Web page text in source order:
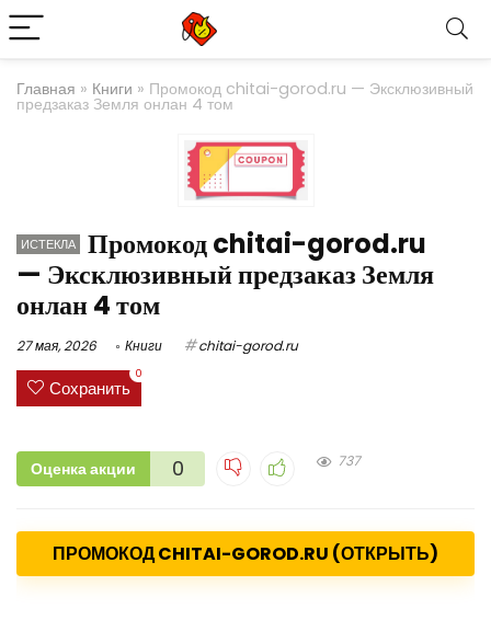
Главная » Книги » Промокод chitai-gorod.ru — Эксклюзивный
предзаказ Земля онлан 4 том
ИСТЕКЛА
Промокод chitai-gorod.ru
— Эксклюзивный предзаказ Земля
онлан 4 том
27 мая, 2026 Книги chitai-gorod.ru
Сохранить
0
Оценка акции 0 737
ПРОМОКОД CHITAI-GOROD.RU (ОТКРЫТЬ)